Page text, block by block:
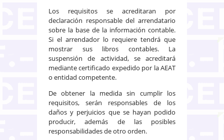
Los requisitos se acreditaran por
declaración responsable del arrendatario
sobre la base de la información contable.
Si el arrendador lo requiere tendrá que
mostrar sus libros contables. La
suspensión de actividad, se acreditará
mediante certificado expedido por la AEAT
o entidad competente.
De obtener la medida sin cumplir los
requisitos, serán responsables de los
daños y perjuicios que se hayan podido
producir, además de las posibles
responsabilidades de otro orden.